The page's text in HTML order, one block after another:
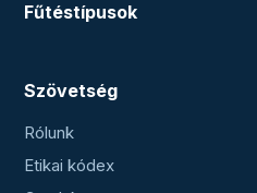
Fűtéstípusok
Szövetség
Rólunk
Etikai kódex